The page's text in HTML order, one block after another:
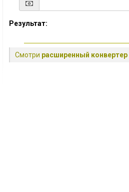
Результат:
Смотри расширенный конвертер